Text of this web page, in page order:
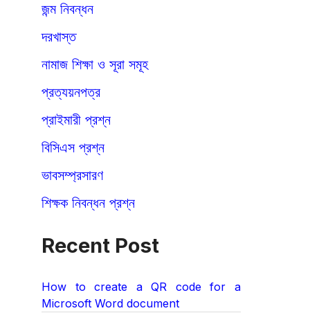
জন্ম নিবন্ধন
দরখাস্ত
নামাজ শিক্ষা ও সূরা সমূহ
প্রত্যয়নপত্র
প্রাইমারী প্রশ্ন
বিসিএস প্রশ্ন
ভাবসম্প্রসারণ
শিক্ষক নিবন্ধন প্রশ্ন
Recent Post
How to create a QR code for a
Microsoft Word document